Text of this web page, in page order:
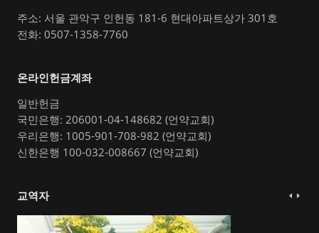
주소: 서울 관악구 인헌동 181-6 현대아파트상가 301호
전화: 0507-1358-7760
온라인헌금계좌
일반헌금
국민은행: 206001-04-148682 (언약교회)
우리은행: 1005-901-708-982 (언약교회)
신한은행 100-032-008667 (언약교회)
교역자